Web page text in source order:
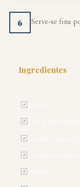
6 Serve-se fina
Ingredientes
✓
✓
✓
✓
✓